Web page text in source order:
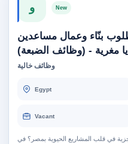
و New
بنّاء وعمال مساعدين
مغرية - (وظائف الضبعة)
وظائف خالية
Egypt
Vacant
في قلب المشاريع الحيوية بمصر؟ في